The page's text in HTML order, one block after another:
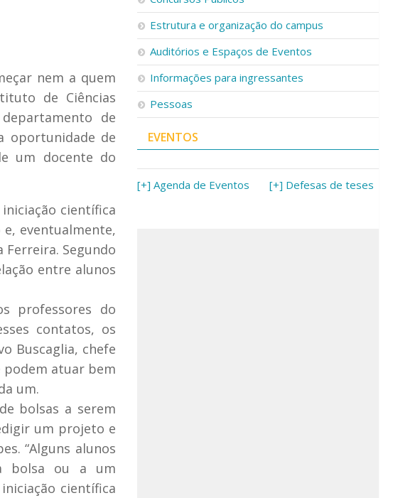
nem a quem
de Ciências
de
oportunidade de
um docente do
científica
eventualmente,
Ferreira. Segundo
entre alunos
professores do
contatos, os
Buscaglia, chefe
podem atuar bem
um.
bolsas a serem
um projeto e
“Alguns alunos
bolsa ou a um
científica
Estrutura e organização do campus
Auditórios e Espaços de Eventos
Informações para ingressantes
Pessoas
EVENTOS
[+] Agenda de Eventos [+] Defesas de teses